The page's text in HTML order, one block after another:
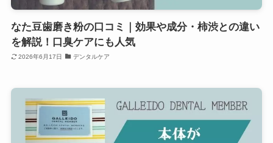
なた豆歯磨き粉の口コミ｜効果や成分・柿渋との違い
を解説！口臭ケアにも人気
2026年6月17日 デンタルケア